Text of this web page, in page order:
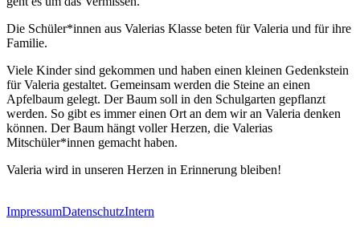
Die Schüler*innen aus Valerias Klasse beten für Valeria und für ihre
Familie.
Viele Kinder sind gekommen und haben einen kleinen Gedenkstein
für Valeria gestaltet. Gemeinsam werden die Steine an einen
Apfelbaum gelegt. Der Baum soll in den Schulgarten gepflanzt
werden. So gibt es immer einen Ort an dem wir an Valeria denken
können. Der Baum hängt voller Herzen, die Valerias
Mitschüler*innen gemacht haben.
Valeria wird in unseren Herzen in Erinnerung bleiben!
ImpressumDatenschutzIntern